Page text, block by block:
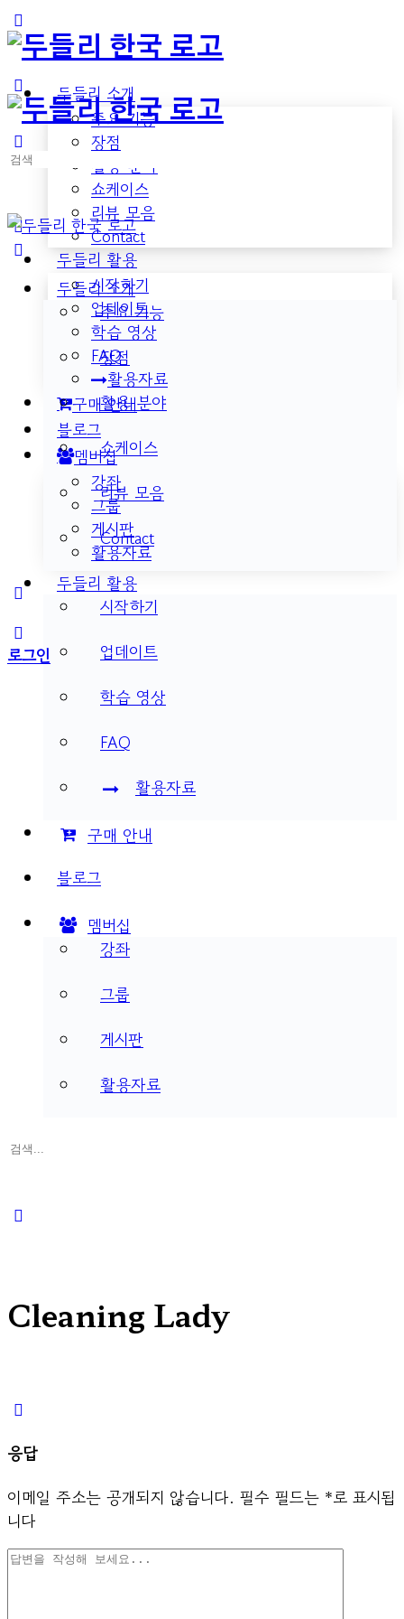
Side
Panel
두들리 소개
주요 기능
장점
활용 분야
쇼케이스
리뷰 모음
Contact
두들리 활용
시작하기
업데이트
학습 영상
FAQ
활용자료
구매 안내
블로그
멤버십
강좌
그룹
게시판
활용자료
More
options
로그인
검
두들리 소개
주요 기능
장점
활용 분야
쇼케이스
리뷰 모음
Contact
두들리 활용
시작하기
업데이트
학습 영상
FAQ
활용자료
구매 안내
블로그
멤버십
강좌
그룹
게시판
활용자료
검
Cleaning Lady
응답
이메일 주소는 공개되지 않습니다. 필수 필드는 *로 표시됩
니다